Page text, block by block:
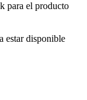
para el producto
estar disponible